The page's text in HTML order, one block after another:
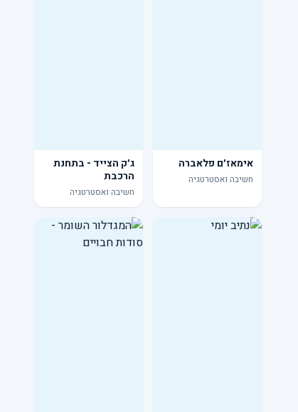
אימאז׳ם פלאברה
חשיבה ואסטרטגיה
ג׳ק הצייד - בתחנת
הרכבת
חשיבה ואסטרטגיה